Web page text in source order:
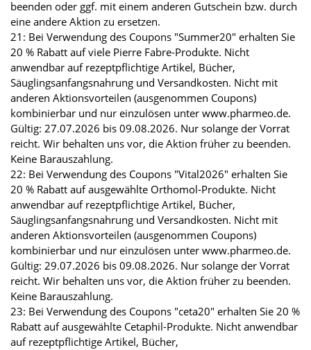
beenden oder ggf. mit einem anderen Gutschein bzw. durch
eine andere Aktion zu ersetzen.
21: Bei Verwendung des Coupons "Summer20" erhalten Sie
20 % Rabatt auf viele Pierre Fabre-Produkte. Nicht
anwendbar auf rezeptpflichtige Artikel, Bücher,
Säuglingsanfangsnahrung und Versandkosten. Nicht mit
anderen Aktionsvorteilen (ausgenommen Coupons)
kombinierbar und nur einzulösen unter www.pharmeo.de.
Gültig: 27.07.2026 bis 09.08.2026. Nur solange der Vorrat
reicht. Wir behalten uns vor, die Aktion früher zu beenden.
Keine Barauszahlung.
22: Bei Verwendung des Coupons "Vital2026" erhalten Sie
20 % Rabatt auf ausgewählte Orthomol-Produkte. Nicht
anwendbar auf rezeptpflichtige Artikel, Bücher,
Säuglingsanfangsnahrung und Versandkosten. Nicht mit
anderen Aktionsvorteilen (ausgenommen Coupons)
kombinierbar und nur einzulösen unter www.pharmeo.de.
Gültig: 29.07.2026 bis 09.08.2026. Nur solange der Vorrat
reicht. Wir behalten uns vor, die Aktion früher zu beenden.
Keine Barauszahlung.
23: Bei Verwendung des Coupons "ceta20" erhalten Sie 20 %
Rabatt auf ausgewählte Cetaphil-Produkte. Nicht anwendbar
auf rezeptpflichtige Artikel, Bücher,